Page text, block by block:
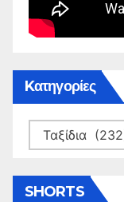
Kατηγορίες
Kατηγορίες
SHORTS